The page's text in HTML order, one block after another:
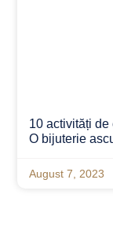
10 activități
O bijuterie
August 7, 2023